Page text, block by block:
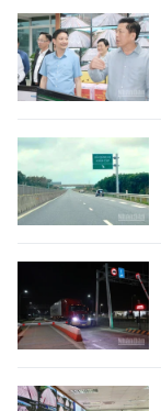
ĐỌC BÁO IN
ENGLISH
中文
FRANÇAIS
ESPAÑOL